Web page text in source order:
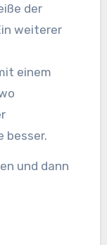
der
weiterer
einem
besser.
und dann